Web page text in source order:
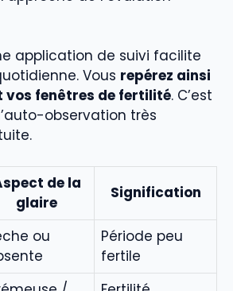
application de suivi facilite
Vous repérez ainsi
vos fenêtres de fertilité. C’est
observation très
de la
glaire
Signification
ou
Période peu
fertile